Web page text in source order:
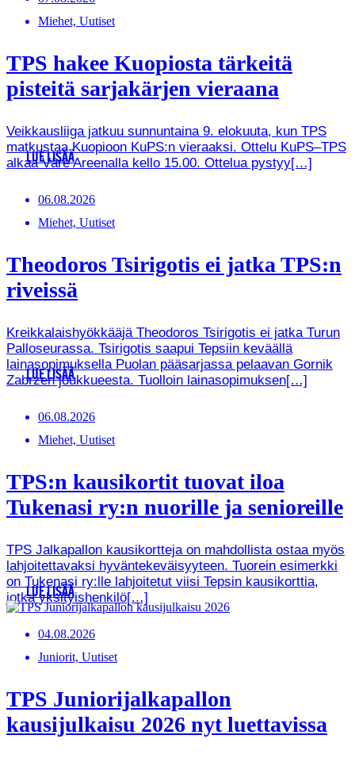
Miehet, Uutiset
TPS hakee Kuopiosta tärkeitä
pisteitä sarjakärjen vieraana
Veikkausliiga jatkuu sunnuntaina 9. elokuuta, kun TPS
matkustaa Kuopioon KuPS:n vieraaksi. Ottelu KuPS–TPS
alkaa Väre Areenalla kello 15.00. Ottelua pystyy[…]
LUE LISÄÄ
06.08.2026
Miehet, Uutiset
Theodoros Tsirigotis ei jatka TPS:n
riveissä
Kreikkalaishyökkääjä Theodoros Tsirigotis ei jatka Turun
Palloseurassa. Tsirigotis saapui Tepsiin keväällä
lainasopimuksella Puolan pääsarjassa pelaavan Gornik
Zabrzen joukkueesta. Tuolloin lainasopimuksen[…]
LUE LISÄÄ
06.08.2026
Miehet, Uutiset
TPS:n kausikortit tuovat iloa
Tukenasi ry:n nuorille ja senioreille
TPS Jalkapallon kausikortteja on mahdollista ostaa myös
lahjoitettavaksi hyväntekeväisyyteen. Tuorein esimerkki
on Tukenasi ry:lle lahjoitetut viisi Tepsin kausikorttia,
jotka yksityishenkilö[…]
LUE LISÄÄ
04.08.2026
Juniorit, Uutiset
TPS Juniorijalkapallon
kausijulkaisu 2026 nyt luettavissa